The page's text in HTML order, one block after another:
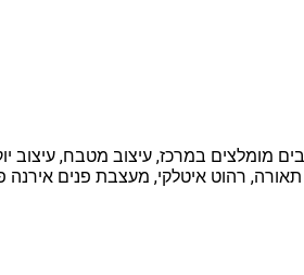
מומלצים במרכז, עיצוב מטבח, עיצוב
רהוט איטלקי, מעצבת פנים אירנה